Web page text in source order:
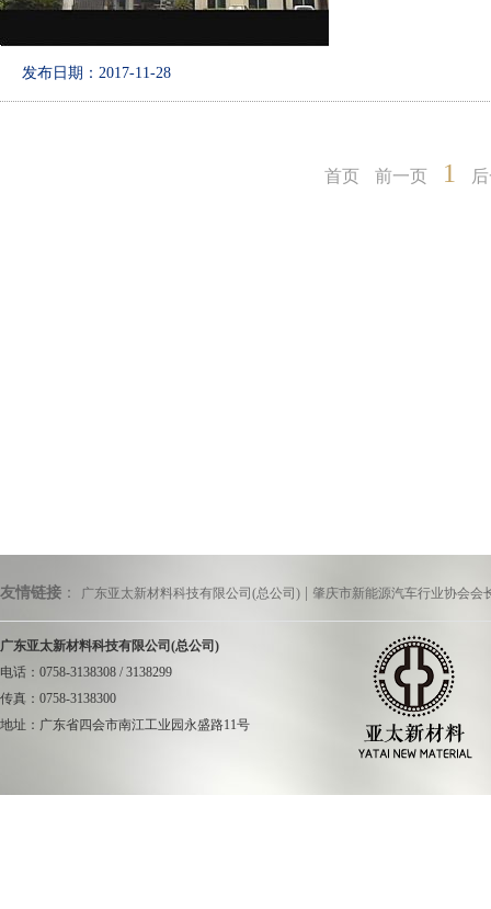
发布日期：2017-11-28
首页 前一页 1
友情链接 ： 广东亚太新材料科技有限公司(总公司) 肇庆市新能源汽车行业协会会
广东亚太新材料科技有限公司(总公司)
电话：0758-3138308 / 3138299
传真：0758-3138300
地址：广东省四会市南江工业园永盛路11号